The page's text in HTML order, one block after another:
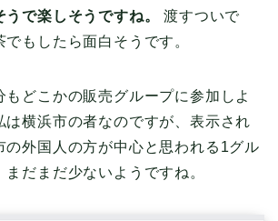
で楽しそうですね。
渡すついで
もしたら面白そうです。
もどこかの販売グループに参加しよ
は横浜市の者なのですが、表示され
の外国人の方が中心と思われる1グル
だまだ少ないようですね。